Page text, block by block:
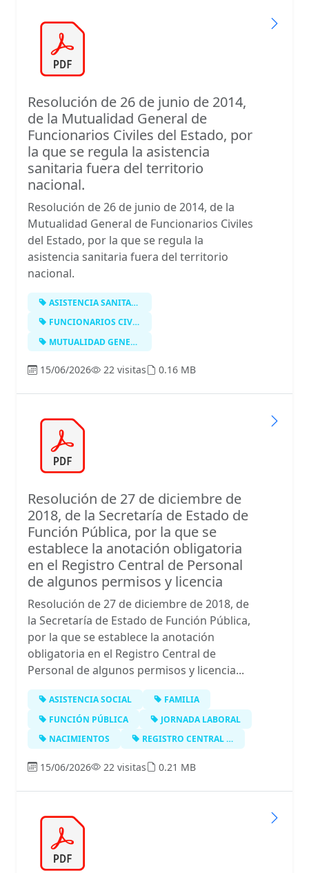
Resolución de 26 de junio de 2014,
de la Mutualidad General de
Funcionarios Civiles del Estado, por
la que se regula la asistencia
sanitaria fuera del territorio
nacional.
Resolución de 26 de junio de 2014, de la
Mutualidad General de Funcionarios Civiles
del Estado, por la que se regula la
asistencia sanitaria fuera del territorio
nacional.
ASISTENCIA SANITARIA
FUNCIONARIOS CIVILES DEL ESTADO
MUTUALIDAD GENERAL DE FUNCIONARIOS …
15/06/2026 22 visitas 0.16 MB
Resolución de 27 de diciembre de
2018, de la Secretaría de Estado de
Función Pública, por la que se
establece la anotación obligatoria
en el Registro Central de Personal
de algunos permisos y licencia
Resolución de 27 de diciembre de 2018, de
la Secretaría de Estado de Función Pública,
por la que se establece la anotación
obligatoria en el Registro Central de
Personal de algunos permisos y licencia...
ASISTENCIA SOCIAL
FAMILIA
FUNCIÓN PÚBLICA
JORNADA LABORAL
NACIMIENTOS
REGISTRO CENTRAL DE PERSONAL
15/06/2026 22 visitas 0.21 MB